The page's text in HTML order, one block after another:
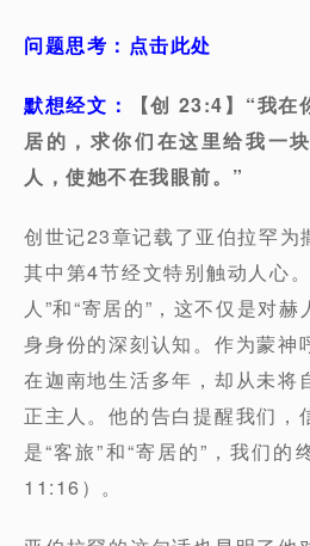
问题思考：点击此处
默想经文：
【创 23:4】“我
居的，求你们在这里给我一
人，使她不在我眼前。”
创世记23章记载了亚伯拉罕为
其中第4节经文特别触动人心
人”和“寄居的”，这不仅是对
身身份的深刻认知。作为蒙神
在迦南地生活多年，却从未将
正主人。他的告白提醒我们，
是“客旅”和“寄居的”，我们的
11:16）。